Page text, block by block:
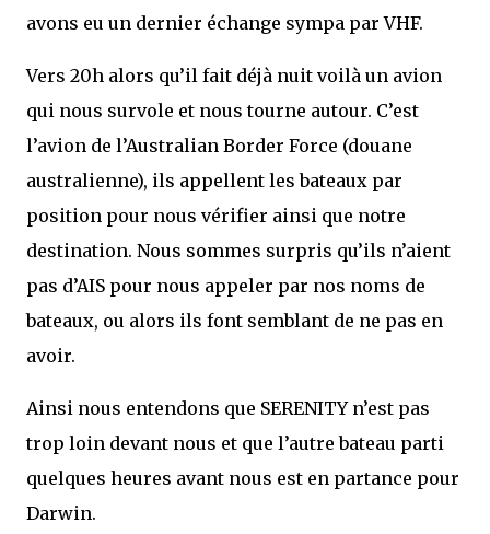
avons eu un dernier échange sympa par VHF.
Vers 20h alors qu’il fait déjà nuit voilà un avion
qui nous survole et nous tourne autour. C’est
l’avion de l’Australian Border Force (douane
australienne), ils appellent les bateaux par
position pour nous vérifier ainsi que notre
destination. Nous sommes surpris qu’ils n’aient
pas d’AIS pour nous appeler par nos noms de
bateaux, ou alors ils font semblant de ne pas en
avoir.
Ainsi nous entendons que SERENITY n’est pas
trop loin devant nous et que l’autre bateau parti
quelques heures avant nous est en partance pour
Darwin.